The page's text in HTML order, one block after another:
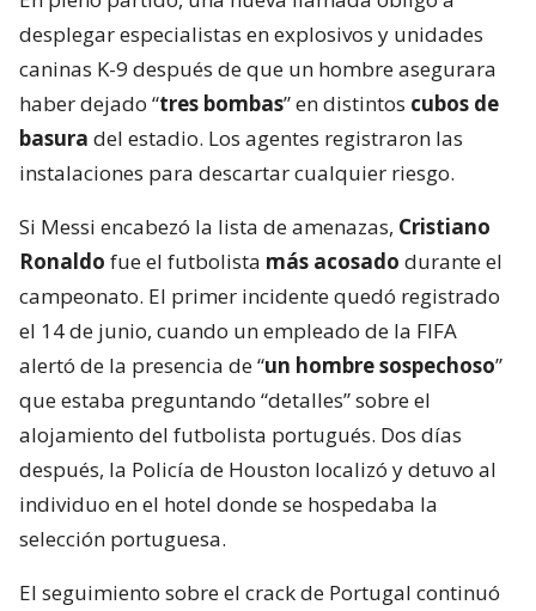
desplegar especialistas en explosivos y unidades
caninas K-9 después de que un hombre asegurara
haber dejado “tres bombas” en distintos cubos de
basura del estadio. Los agentes registraron las
instalaciones para descartar cualquier riesgo.
Si Messi encabezó la lista de amenazas, Cristiano
Ronaldo fue el futbolista más acosado durante el
campeonato. El primer incidente quedó registrado
el 14 de junio, cuando un empleado de la FIFA
alertó de la presencia de “un hombre sospechoso”
que estaba preguntando “detalles” sobre el
alojamiento del futbolista portugués. Dos días
después, la Policía de Houston localizó y detuvo al
individuo en el hotel donde se hospedaba la
selección portuguesa.
El seguimiento sobre el crack de Portugal continuó